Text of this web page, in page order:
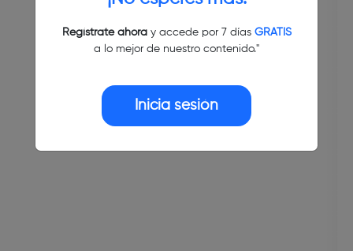
Regístrate ahoray accede por 7 días GRATIS
a lo mejor de nuestro contenido."
Inicia sesión